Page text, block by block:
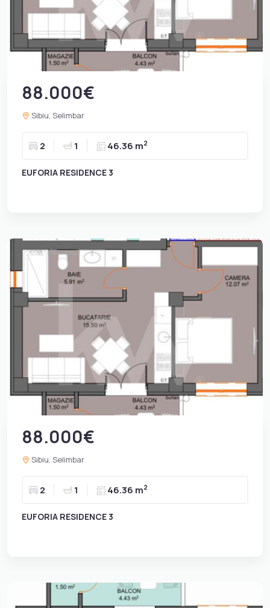
88.000€
Sibiu, Selimbar
2 1 46.36 m2
EUFORIA RESIDENCE 3
88.000€
Sibiu, Selimbar
2 1 46.36 m2
EUFORIA RESIDENCE 3